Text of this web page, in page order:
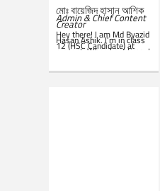
মোঃ বায়েজিদ হাসান আশিক
Admin & Chief Content
Creator
Hey there! I am Md Byazid
Hasan Ashik. I’m in class
12 (HSC Candidate) at
present. When I get time, I
like this website. Best of
luck!